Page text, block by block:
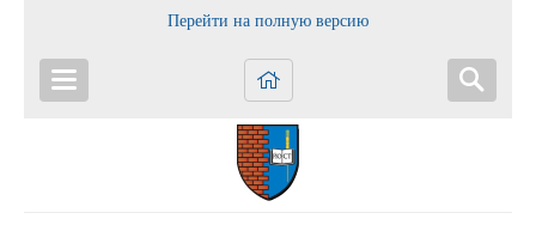
Перейти на полную версию